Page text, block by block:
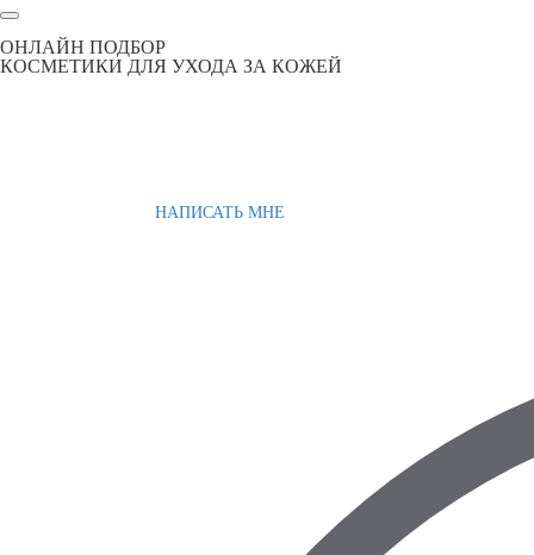
ОНЛАЙН ПОДБОР
КОСМЕТИКИ ДЛЯ УХОДА ЗА КОЖЕЙ
НАПИСАТЬ МНЕ